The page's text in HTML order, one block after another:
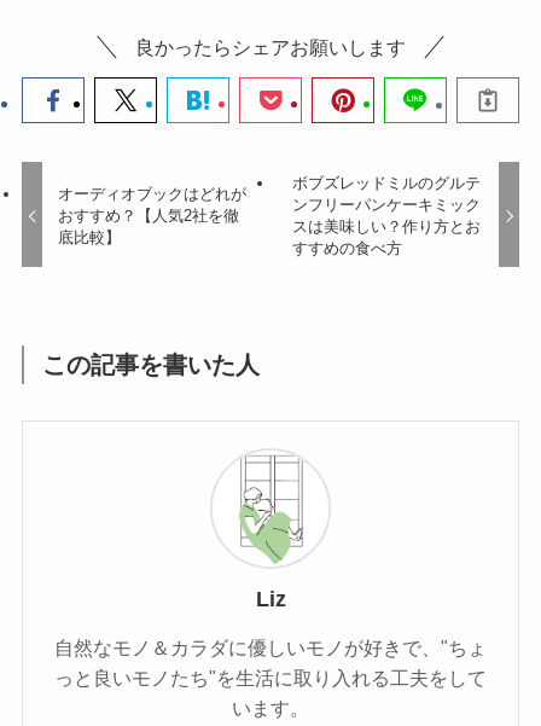
良かったらシェアお願いします
オーディオブックはどれが
おすすめ？【人気2社を徹
底比較】
ボブズレッドミルのグルテ
ンフリーパンケーキミック
スは美味しい？作り方とお
すすめの食べ方
この記事を書いた人
Liz
自然なモノ＆カラダに優しいモノが好きで、"ちょ
っと良いモノたち"を生活に取り入れる工夫をして
います。